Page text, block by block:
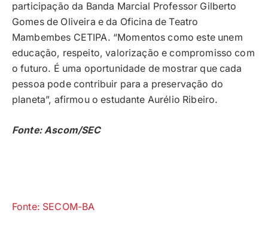
participação da Banda Marcial Professor Gilberto
Gomes de Oliveira e da Oficina de Teatro
Mambembes CETIPA. “Momentos como este unem
educação, respeito, valorização e compromisso com
o futuro. É uma oportunidade de mostrar que cada
pessoa pode contribuir para a preservação do
planeta”, afirmou o estudante Aurélio Ribeiro.
Fonte: Ascom/SEC
Fonte: SECOM-BA